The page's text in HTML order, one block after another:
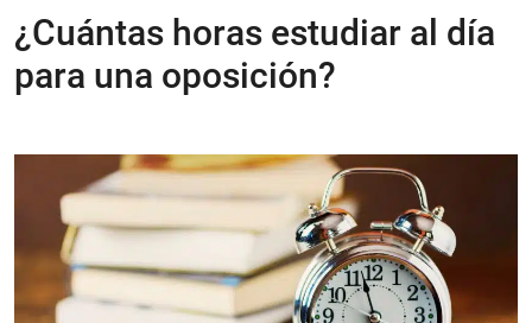
¿Cuántas horas estudiar al día
para una oposición?